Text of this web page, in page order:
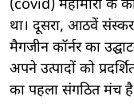
(covid) महामारी के
था। दूसरा, आठवें
मैगजीन कॉर्नर का
अपने उत्पादों को
का पहला संगठित मंच